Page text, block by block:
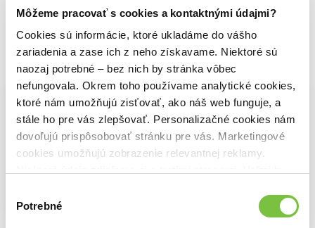
Môžeme pracovať s cookies a kontaktnými údajmi?
Cookies sú informácie, ktoré ukladáme do vášho
zariadenia a zase ich z neho získavame. Niektoré sú
naozaj potrebné – bez nich by stránka vôbec
nefungovala. Okrem toho používame analytické cookies,
ktoré nám umožňujú zisťovať, ako náš web funguje, a
stále ho pre vás zlepšovať. Personalizačné cookies nám
dovoľujú prispôsobovať stránku pre vás. Marketingové
cookies umožňujú zobrazenie relevantnej reklamy.
cookies.
súhlasu
Potrebné
Vybrané pre teba